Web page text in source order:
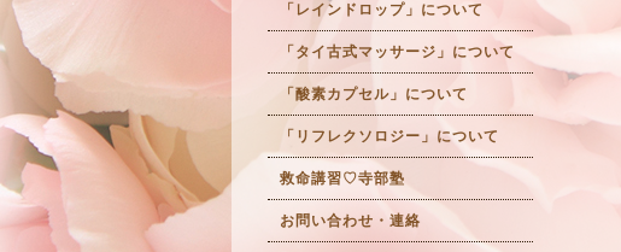
「レインドロップ」について
「タイ古式マッサージ」について
「酸素カプセル」について
「リフレクソロジー」について
救命講習♡寺部塾
お問い合わせ・連絡